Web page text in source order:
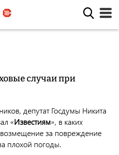
случаи при
депутат Госдумы Никита
«Известиям», в каких
за повреждение
плохой погоды.